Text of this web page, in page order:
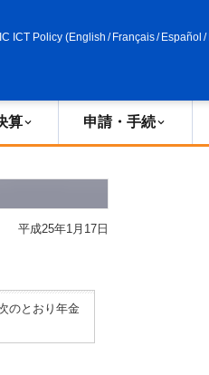
ICT Policy (English / Français/ Español /
算 申請・手続
平成25年1月17日
のとおり年金